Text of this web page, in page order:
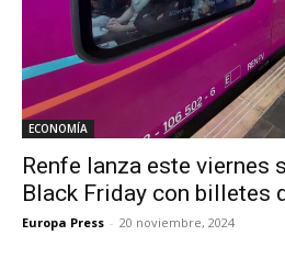
ECONOMÍA
Renfe lanza este viernes
Black Friday con billetes
Europa Press - 20 noviembre, 2024